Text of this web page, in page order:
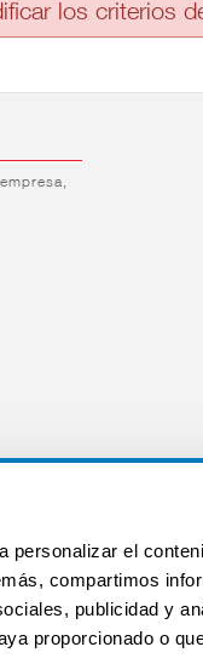
personalizar el
compartimos
publicidad y
proporcionado o
los criterios